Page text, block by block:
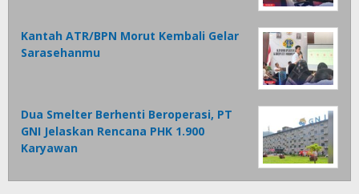
Kantah ATR/BPN Morut Kembali Gelar
Sarasehanmu
Dua Smelter Berhenti Beroperasi, PT
GNI Jelaskan Rencana PHK 1.900
Karyawan